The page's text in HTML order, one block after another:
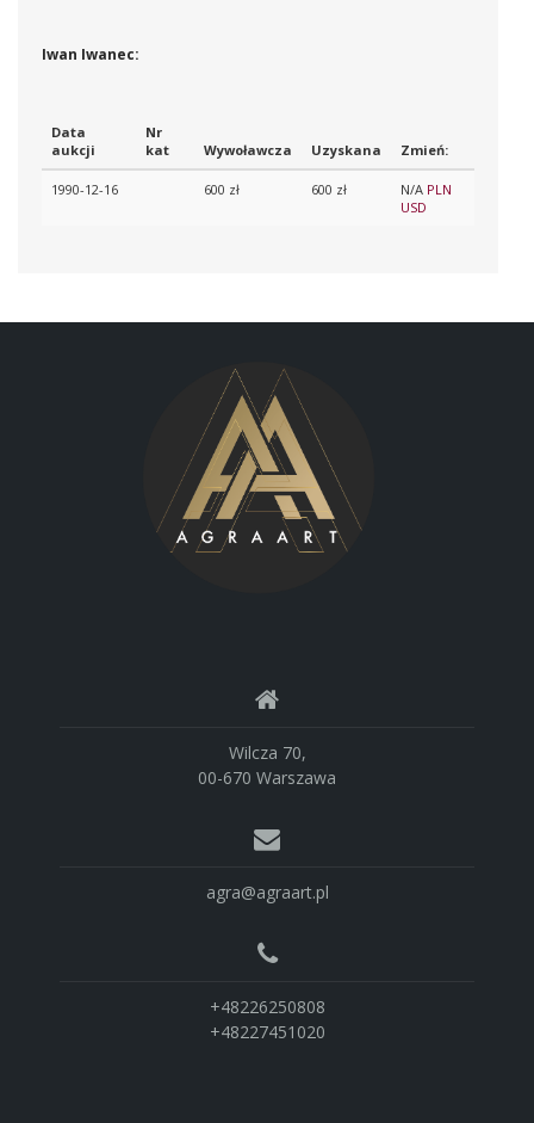
Iwan Iwanec:
Data
aukcji
Nr
kat
Wywoławcza Uzyskana Zmień:
1990-12-16 600 zł 600 zł N/A PLN
USD
Wilcza 70,
00-670 Warszawa
agra@agraart.pl
+48226250808
+48227451020